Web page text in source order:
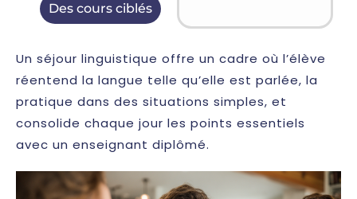
Des cours ciblés
Un séjour linguistique offre un cadre où l’élève
réentend la langue telle qu’elle est parlée, la
pratique dans des situations simples, et
consolide chaque jour les points essentiels
avec un enseignant diplômé.